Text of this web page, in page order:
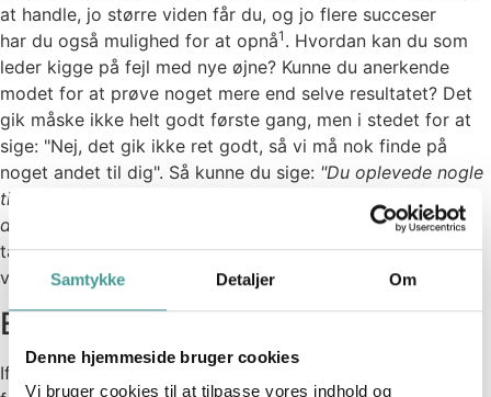
Samtykke Detaljer Om
Denne hjemmeside bruger cookies
Vi bruger cookies til at tilpasse vores indhold og
at handle, jo større viden får du, og jo flere succeser
har du også mulighed for at opnå1 . Hvordan kan du som
leder kigge på fejl med nye øjne? Kunne du anerkende
modet for at prøve noget mere end selve resultatet? Det
gik måske ikke helt godt første gang, men i stedet for at
sige: "Nej, det gik ikke ret godt, så vi må nok finde på
noget andet til dig". Så kunne du sige: "Du oplevede nogle
ting undervejs, som ikke gik så godt. Hvis du skulle gøre
det igen, hvad ville du så gøre anderledes?"
. På den måde
tager du ikke modet fra din medarbejder, men du hjælper
vedkommende til at turde at prøve igen
Er du god, når du fejler?
Ifølge en Gallupundersøgelse fra 2018 blandt